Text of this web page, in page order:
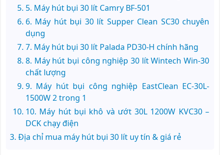
5. Máy hút bụi 30 lít Camry BF-501
6. Máy hút bụi 30 lít Supper Clean SC30 chuyên
dụng
7. Máy hút bụi 30 lít Palada PD30-H chính hãng
8. Máy hút bụi công nghiệp 30 lít Wintech Win-30
chất lượng
9. Máy hút bụi công nghiệp EastClean EC-30L-
1500W 2 trong 1
10. Máy hút bụi khô và ướt 30L 1200W KVC30 –
DCK chạy điện
Địa chỉ mua máy hút bụi 30 lít uy tín & giá rẻ